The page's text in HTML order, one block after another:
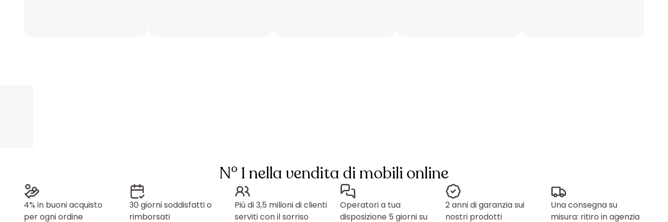
N° 1 nella vendita di mobili online
4% in buoni acquisto
per ogni ordine
30 giorni soddisfatti o
rimborsati
Più di 3,5 milioni di clienti
serviti con il sorriso
Operatori a tua
disposizione 5 giorni su
2 anni di garanzia sui
nostri prodotti
Una consegna su
misura: ritiro in agenzia